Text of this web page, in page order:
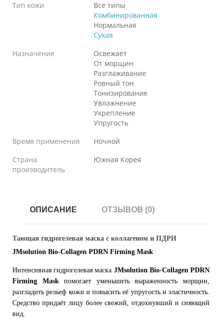
Тип кожи
Все типы
Комбинированная
Нормальная
Сухая
Назначение
Освежает
От морщин
Разглаживание
Ровный тон
Тонизирование
Увлажнение
Укрепление
Упругость
Время применения
Ночной
Страна
производитель
Южная Корея
ОПИСАНИЕ ОТЗЫВОВ (0)
Тающая гидрогелевая маска с коллагеном и ПДРН
JMsolution Bio-Collagen PDRN Firming Mask
Интенсивная гидрогелевая маска JMsolution Bio-Collagen PDRN
Firming Maskпомогает уменьшить выраженность морщин,
разгладить рельеф кожи и повысить её упругость и эластичность.
Средство придаёт лицу более свежий, отдохнувший и сияющий
вид.